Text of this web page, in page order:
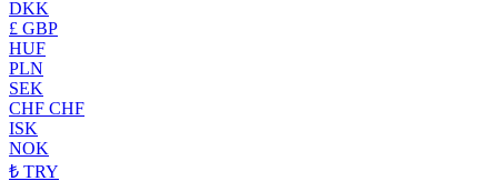
DKK
£ GBP
HUF
PLN
SEK
CHF CHF
ISK
NOK
₺ TRY